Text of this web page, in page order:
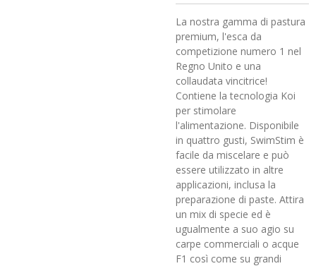
La nostra gamma di pastura
premium, l'esca da
competizione numero 1 nel
Regno Unito e una
collaudata vincitrice!
Contiene la tecnologia Koi
per stimolare
l'alimentazione. Disponibile
in quattro gusti, SwimStim è
facile da miscelare e può
essere utilizzato in altre
applicazioni, inclusa la
preparazione di paste. Attira
un mix di specie ed è
ugualmente a suo agio su
carpe commerciali o acque
F1 così come su grandi